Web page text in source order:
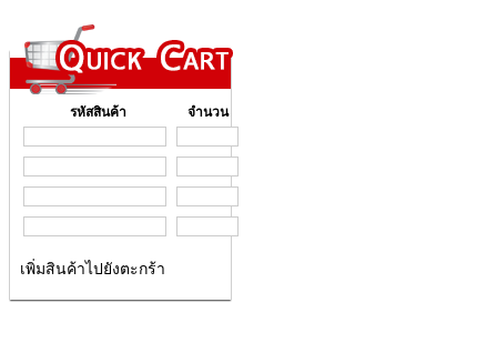
รหัสสินค้า จำนวน
เพิ่มสินค้าไปยังตะกร้า